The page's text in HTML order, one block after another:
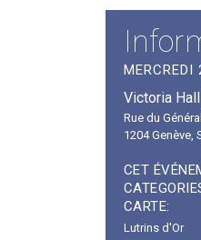
Victoria Hall
Rue du
1204 Genève,
CET
CARTE:
Lutrins d'Or